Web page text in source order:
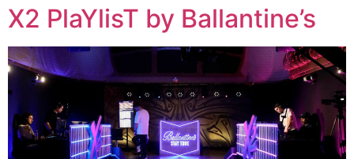
X2 PlaYlisT by Ballantine’s